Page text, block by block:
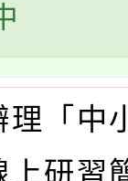
理「中
上研習